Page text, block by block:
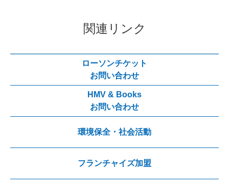
関連リンク
ローソンチケット
お問い合わせ
HMV & Books
お問い合わせ
環境保全・社会活動
フランチャイズ加盟